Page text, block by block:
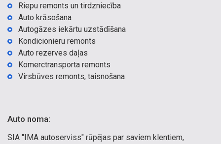
Riepu remonts un tirdzniecība
Auto krāsošana
Autogāzes iekārtu uzstādīšana
Kondicionieru remonts
Auto rezerves daļas
Komerctransporta remonts
Virsbūves remonts, taisnošana
Auto noma:
SIA "IMA autoserviss" rūpējas par saviem klentiem,